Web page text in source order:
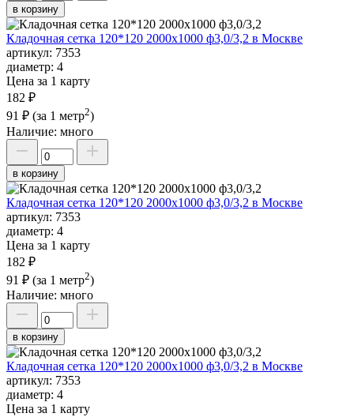
в корзину
Кладочная сетка 120*120 2000х1000 ф3,0/3,2 в Москве
артикул: 7353
диаметр: 4
Цена за 1 карту
182 ₽
91 ₽ (за 1 метр2)
Наличие: много
в корзину
Кладочная сетка 120*120 2000х1000 ф3,0/3,2 в Москве
артикул: 7353
диаметр: 4
Цена за 1 карту
182 ₽
91 ₽ (за 1 метр2)
Наличие: много
в корзину
Кладочная сетка 120*120 2000х1000 ф3,0/3,2 в Москве
артикул: 7353
диаметр: 4
Цена за 1 карту